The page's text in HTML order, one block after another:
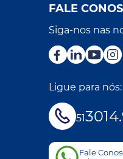
FALE
Siga-nos nas
Ligue para nós:
51
Fale